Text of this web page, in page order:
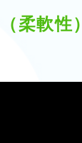
柔軟性）